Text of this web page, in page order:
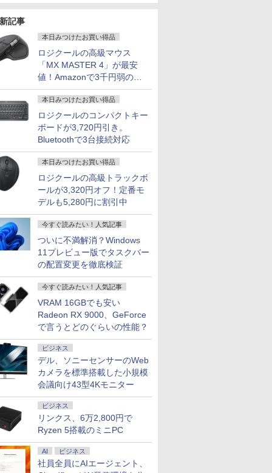
記事
本日みつけたお買い得品
ロジクールの高級マウス
「MX MASTER 4」が最安
値！Amazonで3千円弱の割
引
本日みつけたお買い得品
ロジクールのコンパクトキー
ボードが3,720円引き。
Bluetoothで3台接続対応
本日みつけたお買い得品
ロジクールの高級トラックボ
ールが3,320円オフ！定番モ
デルも5,280円に割引中
今すぐ読みたい！人気記事
ついに不満解消？Windows
11プレビュー版でタスクバー
の配置変更を徹底検証
今すぐ読みたい！人気記事
VRAM 16GBでも安い
Radeon RX 9000、GeForce
で言うとどのぐらいの性能？
ビジネス
デル、ソニーセンサーのWeb
カメラを標準搭載した小規模
会議向け43型4Kモニター
ビジネス
リンクス、6万2,800円で
Ryzen 5搭載のミニPC
AI ビジネス
社員全員にAIエージェント、